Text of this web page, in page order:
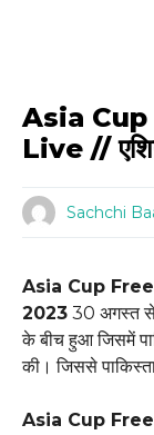
Asia
Live //
Sachchi
Asia Cup
2023 30 अगस्त से
के बीच हुआ जिसमें
की। जिससे
Asia Cup